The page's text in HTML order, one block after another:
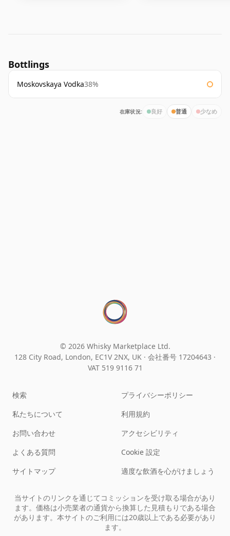
Bottlings
Moskovskaya Vodka38%
在庫状況: 良好 普通 少なめ
© 2026 Whisky Marketplace Ltd.
128 City Road, London, EC1V 2NX, UK · 会社番号 17204643 ·
VAT 519 9116 71
検索
私たちについて
お問い合わせ
よくある質問
サイトマップ
プライバシーポリシー
利用規約
アクセシビリティ
Cookie 設定
適度な飲酒を心がけましょう
当サイトのリンクを通じてコミッションを受け取る場合があり
ます。価格は小売業者の通貨から換算した見積もりである場合
があります。本サイトのご利用には20歳以上である必要があり
ます。